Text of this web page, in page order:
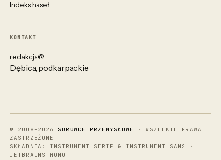
Indeks haseł
KONTAKT
redakcja@
Dębica, podkarpackie
© 2008–2026SUROWCE PRZEMYSŁOWE
· WSZELKIE PRAWA
ZASTRZEŻONE
SKŁADNIA: INSTRUMENT SERIF & INSTRUMENT SANS ·
JETBRAINS MONO